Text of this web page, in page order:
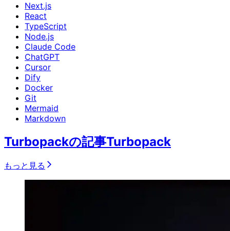
Next.js
React
TypeScript
Node.js
Claude Code
ChatGPT
Cursor
Dify
Docker
Git
Mermaid
Markdown
Turbopackの記事Turbopack
もっと見る